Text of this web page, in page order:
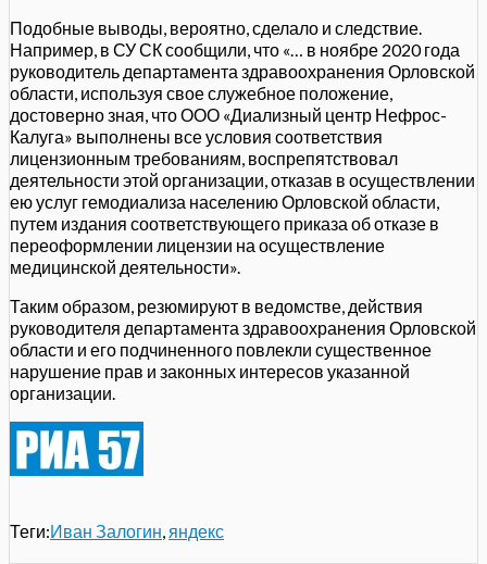
Подобные выводы, вероятно, сделало и следствие.
Например, в СУ СК сообщили, что «… в ноябре 2020 года
руководитель департамента здравоохранения Орловской
области, используя свое служебное положение,
достоверно зная, что ООО «Диализный центр Нефрос-
Калуга» выполнены все условия соответствия
лицензионным требованиям, воспрепятствовал
деятельности этой организации, отказав в осуществлении
ею услуг гемодиализа населению Орловской области,
путем издания соответствующего приказа об отказе в
переоформлении лицензии на осуществление
медицинской деятельности».
Таким образом, резюмируют в ведомстве, действия
руководителя департамента здравоохранения Орловской
области и его подчиненного повлекли существенное
нарушение прав и законных интересов указанной
организации.
Теги:Иван Залогин яндекс